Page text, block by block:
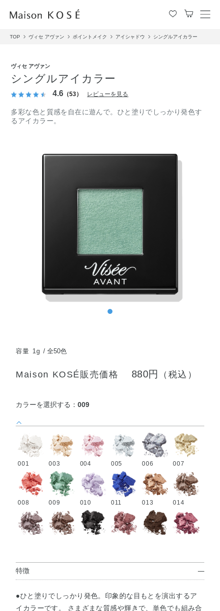
メ
TOP ヴィセ アヴァン ポイントメイク アイシャドウ シングルアイカラー
ヴィセ アヴァン
シングルアイカラー
4.6 （53） レビューを見る
多彩な色と質感を自在に遊んで。ひと塗りでしっかり発色す
るアイカラー。
容量 1g 全50色
Maison KOSÉ販売価格 880円 （税込）
カラーを選択する：009
001 003 004 005 006 007
008 009 010 011 013 014
023 024 025 026 027 028
特徴
●ひと塗りでしっかり発色。印象的な目もとを演出するア
イカラーです。 さまざまな質感や輝きで、単色でも組み合